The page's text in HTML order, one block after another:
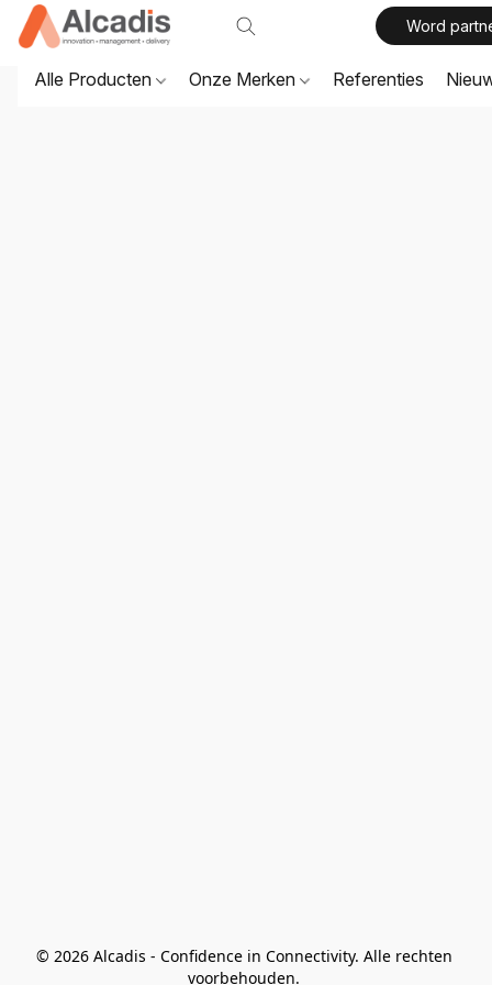
Word
Alle Producten Onze Merken Referenties
© 2026 Alcadis - Confidence in Connectivity. Alle rechten
voorbehouden.